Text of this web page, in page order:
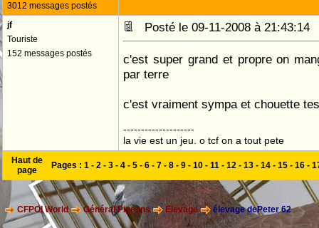
3012 messages postés
jf
Touriste
152 messages postés
Posté le 09-11-2008 à
c'est super grand et propre on
par terre
c'est vraiment sympa et chouette
--------------------
la vie est un jeu. o tcf on a tout pete
Haut de
page
Pages : 1 - 2 - 3 - 4 - 5 - 6 - 7 - 8 - 9 - 10 - 11 - 12 - 13 - 14 - 15 - 16 -
CFPOI World Général Pigeons Elevage élevage dePeter 62